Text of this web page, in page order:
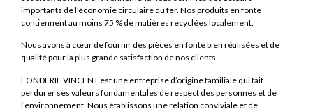
importants de l’économie circulaire du fer. Nos produits en fonte
contiennent au moins 75 % de matières recyclées localement.
Nous avons à cœur de fournir des pièces en fonte bien réalisées et de
qualité pour la plus grande satisfaction de nos clients.
FONDERIE VINCENT est une entreprise d’origine familiale qui fait
perdurer ses valeurs fondamentales de respect des personnes et de
l’environnement. Nous établissons une relation conviviale et de